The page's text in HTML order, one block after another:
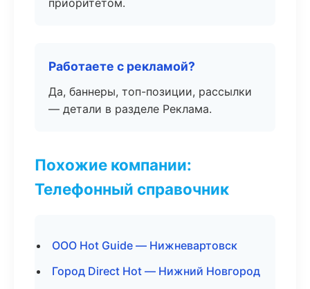
приоритетом.
Работаете с рекламой?
Да, баннеры, топ-позиции, рассылки
— детали в разделе Реклама.
Похожие компании:
Телефонный справочник
ООО Hot Guide — Нижневартовск
Город Direct Hot — Нижний Новгород